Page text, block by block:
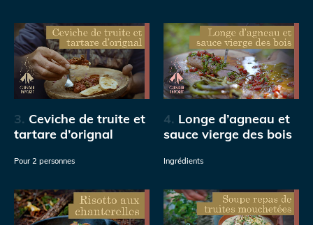
3. Ceviche de truite et
tartare d’orignal
Pour 2 personnes
4. Longe d’agneau et
sauce vierge des bois
Ingrédients